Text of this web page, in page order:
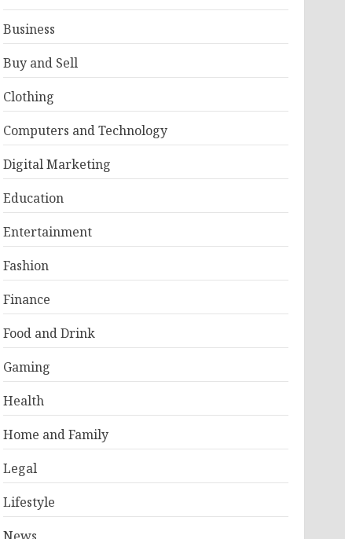
Business
Buy and Sell
Clothing
Computers and Technology
Digital Marketing
Education
Entertainment
Fashion
Finance
Food and Drink
Gaming
Health
Home and Family
Legal
Lifestyle